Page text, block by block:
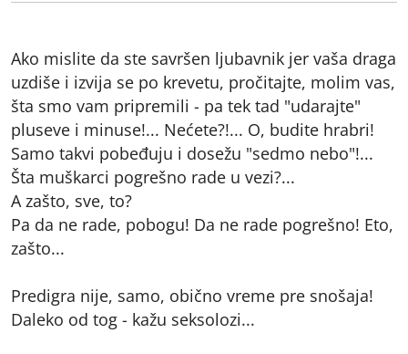
Ako mislite da ste savršen ljubavnik jer vaša draga
uzdiše i izvija se po krevetu, pročitajte, molim vas,
šta smo vam pripremili - pa tek tad "udarajte"
pluseve i minuse!... Nećete?!... O, budite hrabri!
Samo takvi pobeđuju i dosežu "sedmo nebo"!...
Šta muškarci pogrešno rade u vezi?...
A zašto, sve, to?
Pa da ne rade, pobogu! Da ne rade pogrešno! Eto,
zašto...
Predigra nije, samo, obično vreme pre snošaja!
Daleko od tog - kažu seksolozi...